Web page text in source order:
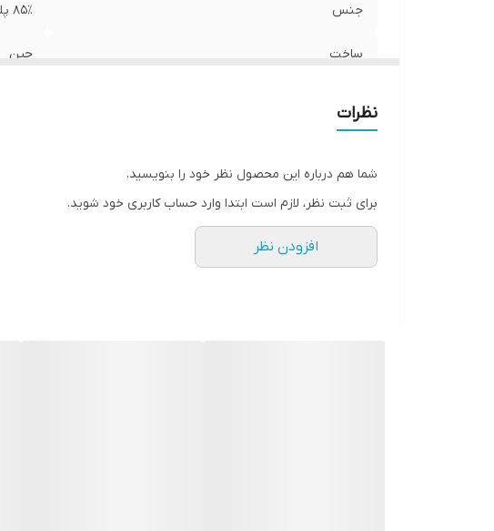
جنس ۸۵٪ پلی استر ۱۵ ٪ الاستین
ساخت چین
نظرات
شما هم درباره این محصول نظر خود را بنویسید.
برای ثبت نظر، لازم است ابتدا وارد حساب کاربری خود شوید.
افزودن نظر